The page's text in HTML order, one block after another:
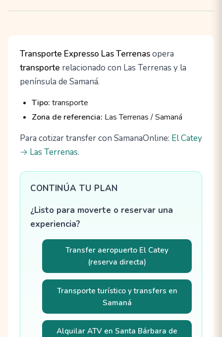
Transporte Expresso Las Terrenasopera
transporte relacionado con Las Terrenas y la
península de Samaná.
Tipo: transporte
Zona de referencia: Las Terrenas / Samaná
Para cotizar transfer con SamanaOnline: El Catey
→ Las Terrenas.
CONTINÚA TU PLAN
¿Listo para moverte o reservar una
experiencia?
Transfer aeropuerto El Catey
(reserva directa)
Transporte turístico y transfers en
Samaná
Alquilar ATV en Santa Bárbara de